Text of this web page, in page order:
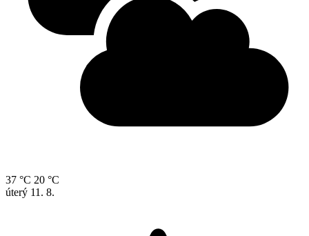
37 °C 20 °C
úterý 11. 8.